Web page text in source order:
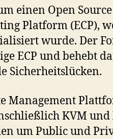
einen Open
Platform (ECP),
wurde. Der
ECP und behebt
Sicherheitslücken.
Management
KVM und
um Public und